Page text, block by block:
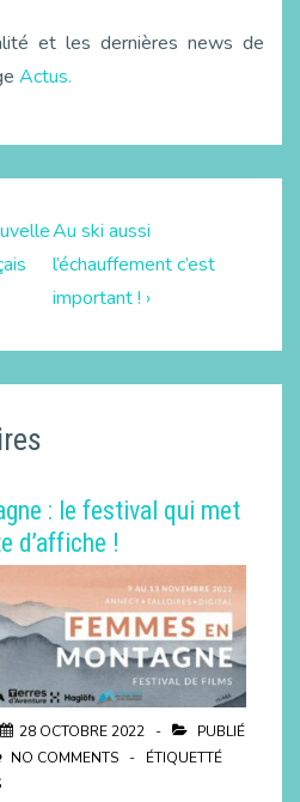
et les dernières news de
Actus.
Au ski aussi
l’échauffement c’est
important ! ›
: le festival qui met
d’affiche !
28 OCTOBRE 2022
PUBLIÉ
NO COMMENTS
ÉTIQUETTÉ